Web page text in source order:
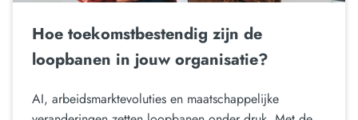
Hoe toekomstbestendig zijn de
loopbanen in jouw organisatie?
AI, arbeidsmarktevoluties en maatschappelijke